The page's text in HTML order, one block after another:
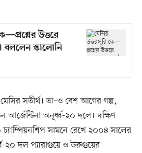
উত্তরে
বললেন স্কালোনি
সতীর্থ। তা–ও বেশ আগের গল্প,
অনূর্ধ্ব-২০ দলে। দক্ষিণ
সামনে রেখে ২০০৪ সালের
২০ দল প্যারাগুয়ে ও উরুগুয়ের